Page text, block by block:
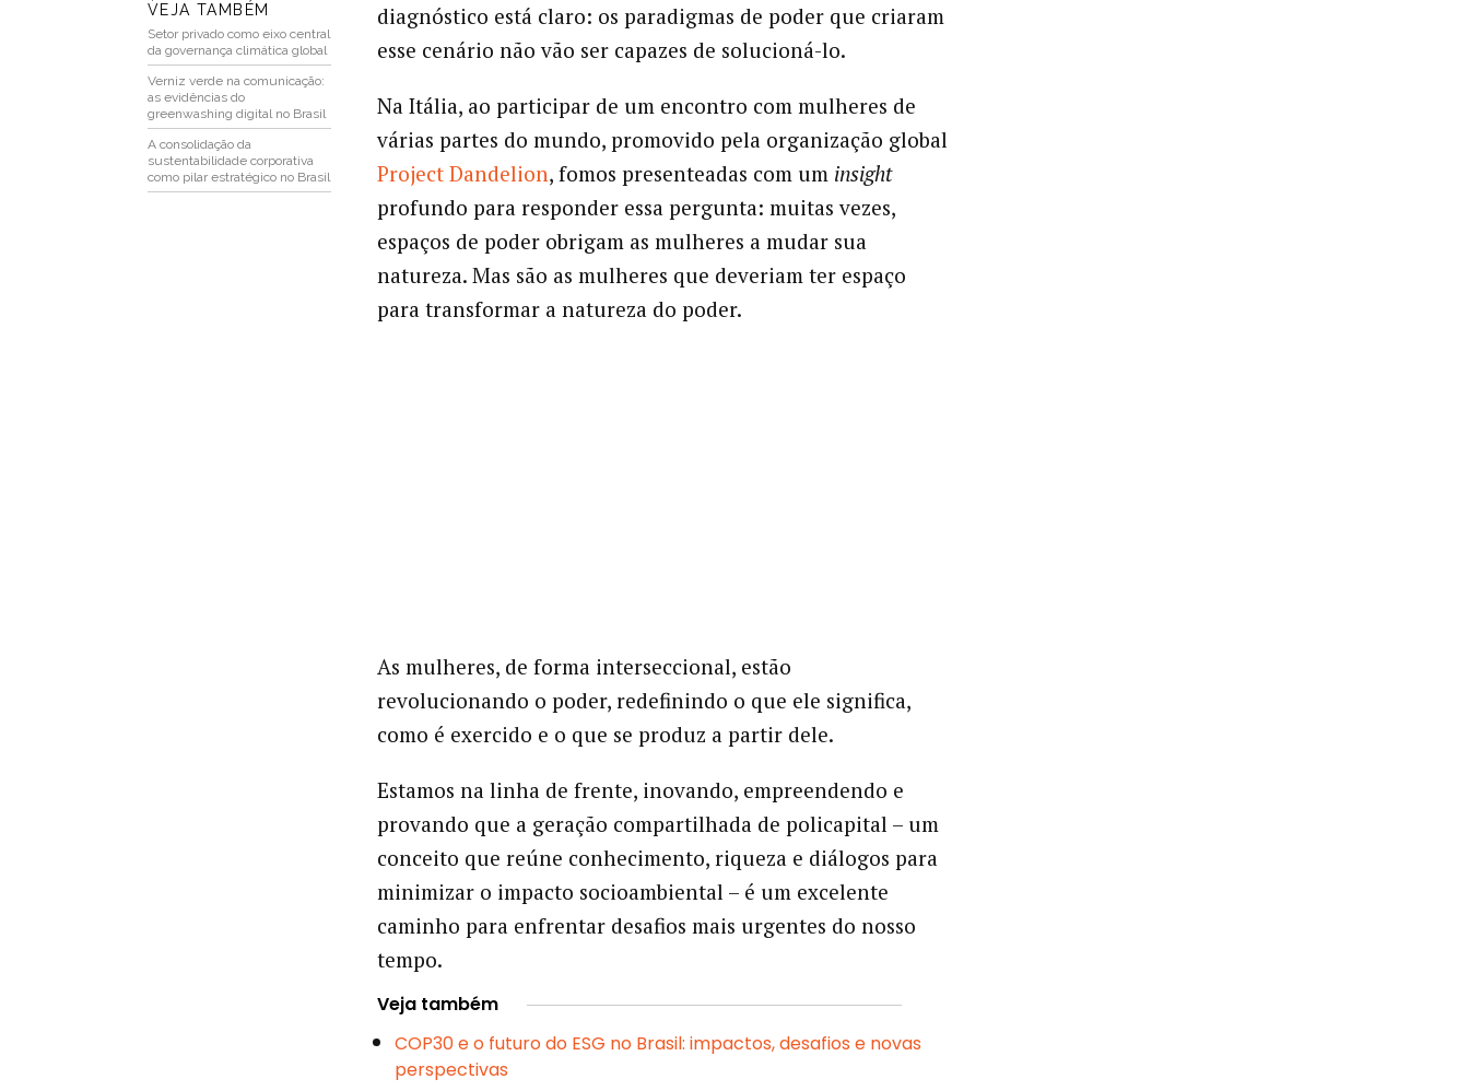
VEJA TAMBÉM
Setor privado como eixo central
da governança climática global
Verniz verde na comunicação:
as evidências do
greenwashing digital no Brasil
A consolidação da
sustentabilidade corporativa
como pilar estratégico no Brasil
diagnóstico está claro: os paradigmas de poder que criaram
esse cenário não vão ser capazes de solucioná-lo.
Na Itália, ao participar de um encontro com mulheres de
várias partes do mundo, promovido pela organização global
Project Dandelion, fomos presenteadas com um insight
profundo para responder essa pergunta: muitas vezes,
espaços de poder obrigam as mulheres a mudar sua
natureza. Mas são as mulheres que deveriam ter espaço
para transformar a natureza do poder.
As mulheres, de forma interseccional, estão
revolucionando o poder, redefinindo o que ele significa,
como é exercido e o que se produz a partir dele.
Estamos na linha de frente, inovando, empreendendo e
provando que a geração compartilhada de policapital – um
conceito que reúne conhecimento, riqueza e diálogos para
minimizar o impacto socioambiental – é um excelente
caminho para enfrentar desafios mais urgentes do nosso
tempo.
Veja também
COP30 e o futuro do ESG no Brasil: impactos, desafios e novas
perspectivas